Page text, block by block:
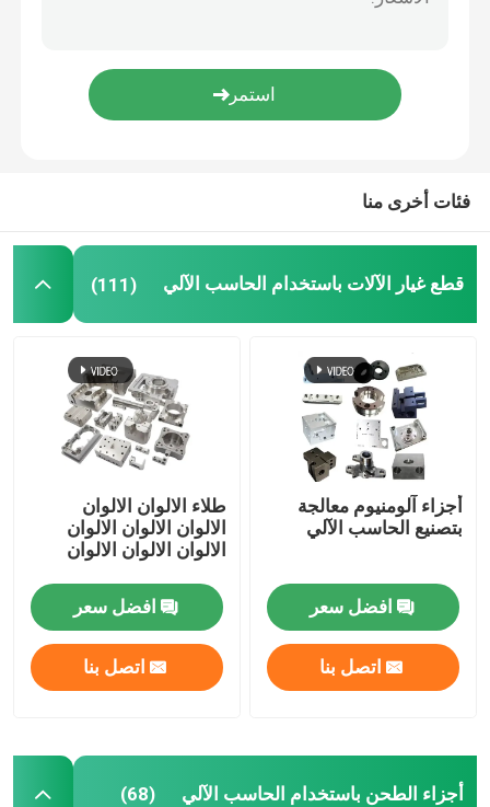
خدمات حقن صب
مكونات الصب الصمامي
فئات أخرى منا
قطع غيار الآلات باستخدام الحاسب الآلي (111)
أجزاء آلومنيوم معالجة
بتصنيع الحاسب الآلي
افضل سعر
اتصل بنا
طلاء الالوان الالوان
الالوان الالوان الالوان
الالوان الالوان الالوان
افضل سعر
اتصل بنا
أجزاء الطحن باستخدام الحاسب الآلي (68)